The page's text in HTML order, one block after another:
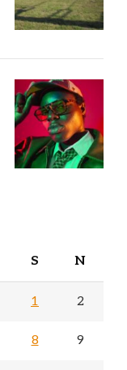
S N
1 2
8 9